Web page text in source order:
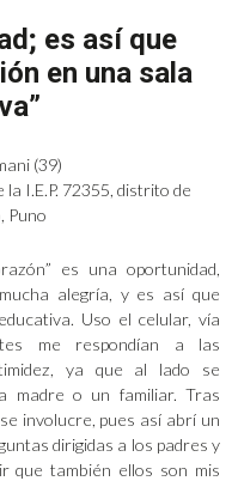
es así que
en una sala
(39)
I.E.P. 72355, distrito de
Puno
es una oportunidad,
alegría, y es así que
Uso el celular, vía
me respondían a las
ya que al lado se
madre o un familiar. Tras
involucre, pues así abrí un
dirigidas a los padres y
que también ellos son mis